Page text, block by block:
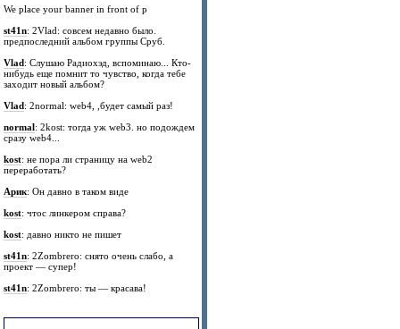
We place your banner in front of p
st41n: 2Vlad: совсем недавно было.
предпоследний альбом группы Сруб.
Vlad: Слушаю Радиохэд, вспоминаю... Кто-
нибудь еще помнит то чувство, когда тебе
заходит новый альбом?
Vlad: 2normal: web4, ,будет самый раз!
normal: 2kost: тогда уж web3. но подождем
сразу web4...
kost: не пора ли страницу на web2
переработать?
Арик: Он давно в таком виде
kost: чтос линкером справа?
kost: давно никто не пишет
st41n: 2Zombrero: снято очень слабо, а
проект — супер!
st41n: 2Zombrero: ты — красава!